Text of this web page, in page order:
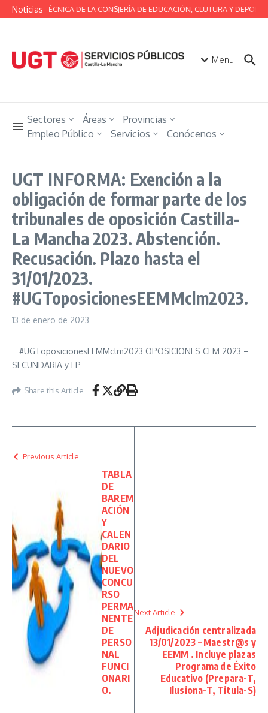
Saltar al contenido
Noticias
MESA TÉCNICA DE LA CONSJERÍA DE EDUCACIÓN, CLUTURA Y
Menu
Sectores Áreas
Provincias
Empleo Público
Servicios Conócenos
UGT INFORMA: Exención a la
obligación de formar parte de los
tribunales de oposición Castilla-
La Mancha 2023. Abstención.
Recusación. Plazo hasta el
31/01/2023.
#UGToposicionesEEMMclm2023.
13 de enero de 2023
#UGToposicionesEEMMclm2023 OPOSICIONES CLM 2023 –
SECUNDARIA y FP
Share this Article
Previous Article
TABLA
DE
BAREM
ACIÓN
Y
CALEN
DARIO
DEL
NUEVO
CONCU
RSO
PERMA
NENTE
DE
PERSO
NAL
FUNCI
ONARI
O.
Next Article
Adjudicación centralizada
13/01/2023 – Maestr@s y
EEMM . Incluye plazas
Programa de Éxito
Educativo (Prepara-T,
Ilusiona-T, Titula-S)